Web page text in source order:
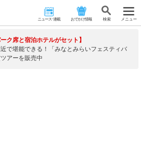
ニュース･連載 おでかけ情報 検 索 メニュー
ーク席と宿泊ホテルがセット】
で堪能できる！「みなとみらいフェスティバ
アーを販売中